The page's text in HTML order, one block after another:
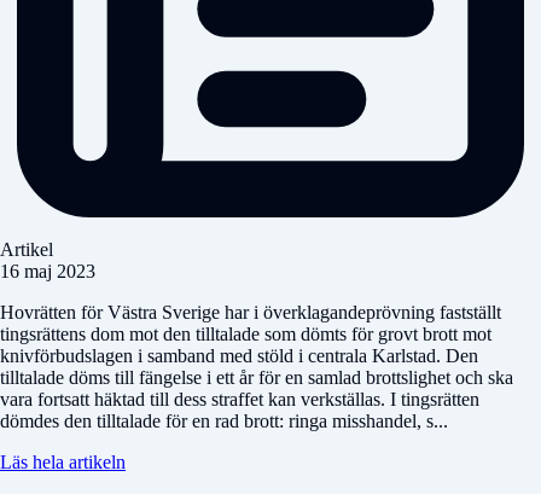
Artikel
16 maj 2023
Hovrätten för Västra Sverige har i överklagandeprövning fastställt
tingsrättens dom mot den tilltalade som dömts för grovt brott mot
knivförbudslagen i samband med stöld i centrala Karlstad. Den
tilltalade döms till fängelse i ett år för en samlad brottslighet och ska
vara fortsatt häktad till dess straffet kan verkställas. I tingsrätten
dömdes den tilltalade för en rad brott: ringa misshandel, s...
Läs hela artikeln